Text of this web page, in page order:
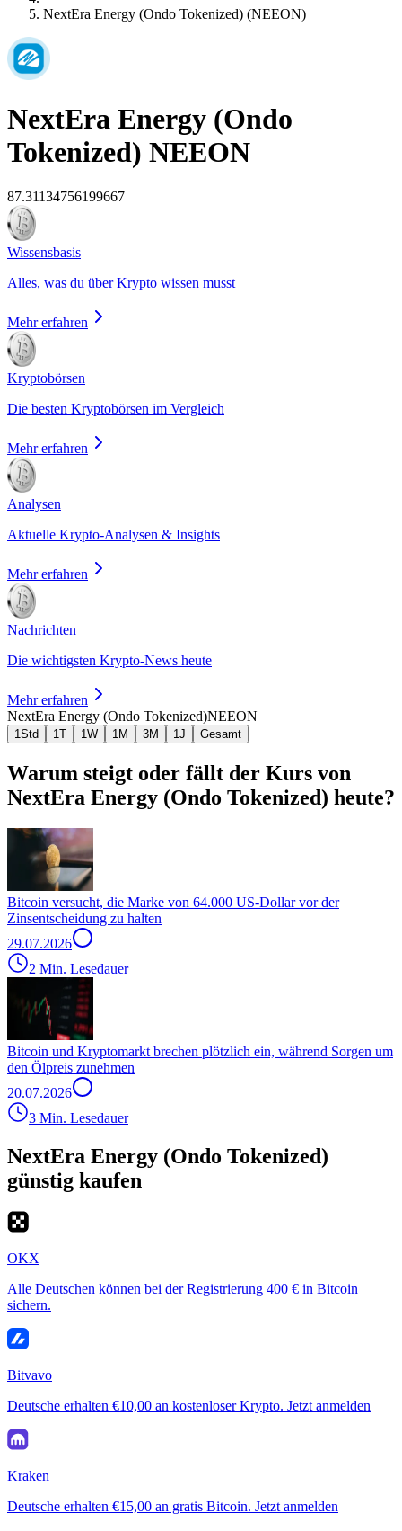
NextEra Energy (Ondo Tokenized) (NEEON)
NextEra Energy (Ondo
Tokenized) NEEON
87.31134756199667
Wissensbasis
Alles, was du über Krypto wissen musst
Mehr erfahren
Kryptobörsen
Die besten Kryptobörsen im Vergleich
Mehr erfahren
Analysen
Aktuelle Krypto-Analysen & Insights
Mehr erfahren
Nachrichten
Die wichtigsten Krypto-News heute
Mehr erfahren
NextEra Energy (Ondo Tokenized)NEEON
1Std 1T 1W 1M 3M 1J Gesamt
Warum steigt oder fällt der Kurs von
NextEra Energy (Ondo Tokenized) heute?
Bitcoin versucht, die Marke von 64.000 US-Dollar vor der
Zinsentscheidung zu halten
29.07.2026
2 Min. Lesedauer
Bitcoin und Kryptomarkt brechen plötzlich ein, während Sorgen um
den Ölpreis zunehmen
20.07.2026
3 Min. Lesedauer
NextEra Energy (Ondo Tokenized)
günstig kaufen
OKX
Alle Deutschen können bei der Registrierung 400 € in Bitcoin
sichern.
Bitvavo
Deutsche erhalten €10,00 an kostenloser Krypto. Jetzt anmelden
Kraken
Deutsche erhalten €15,00 an gratis Bitcoin. Jetzt anmelden